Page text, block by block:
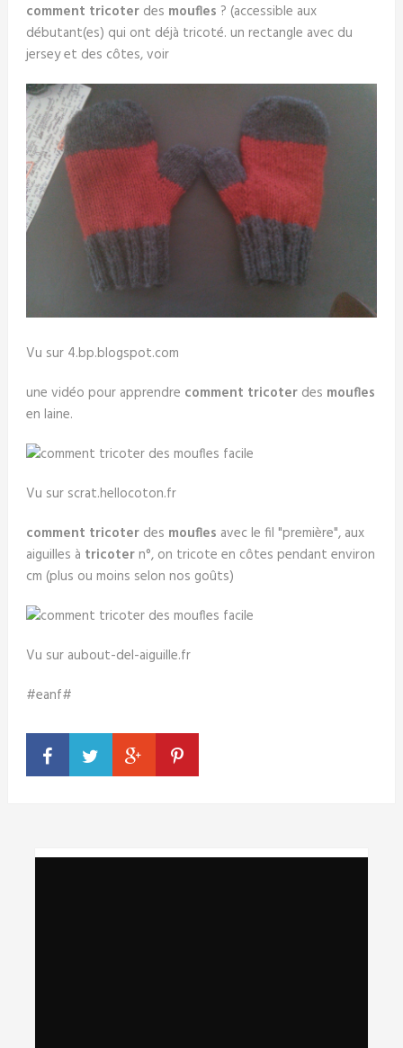
comment tricoterdes moufles ? (accessible aux
débutant(es) qui ont déjà tricoté. un rectangle avec du
jersey et des côtes, voir
Vu sur 4.bp.blogspot.com
une vidéo pour apprendre comment tricoterdes moufles
en laine.
Vu sur scrat.hellocoton.fr
comment tricoterdes moufles avec le fil "première", aux
aiguilles à tricotern°, on tricote en côtes pendant environ
cm (plus ou moins selon nos goûts)
Vu sur aubout-del-aiguille.fr
#eanf#